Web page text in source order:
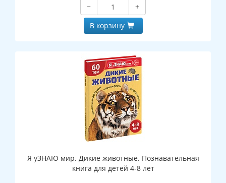
−
+
В корзину
Я уЗНАЮ мир. Дикие животные. Познавательная
книга для детей 4-8 лет